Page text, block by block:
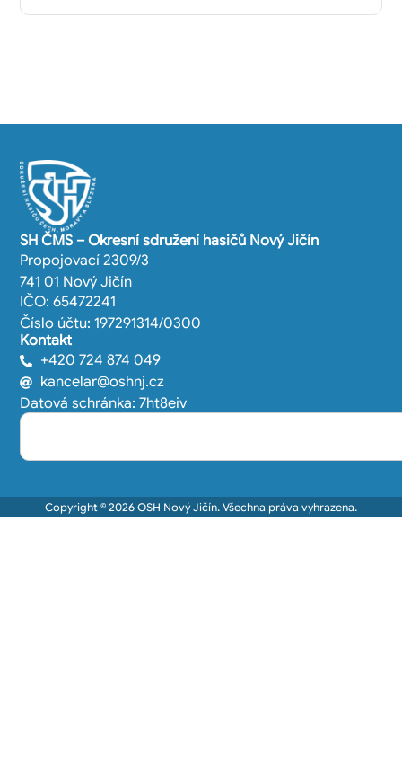
SH ČMS – Okresní sdružení hasičů Nový Jičín
Propojovací 2309/3
741 01 Nový Jičín
IČO: 65472241
Číslo účtu: 197291314/0300
Kontakt
+420 724 874 049
kancelar@oshnj.cz
Datová schránka: 7ht8eiv
Copyright © 2026 OSH Nový Jičín. Všechna práva vyhrazena.